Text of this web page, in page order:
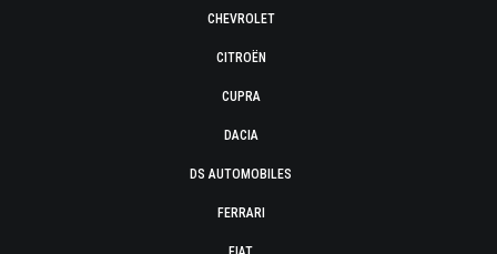
CHEVROLET
CITROËN
CUPRA
DACIA
DS AUTOMOBILES
FERRARI